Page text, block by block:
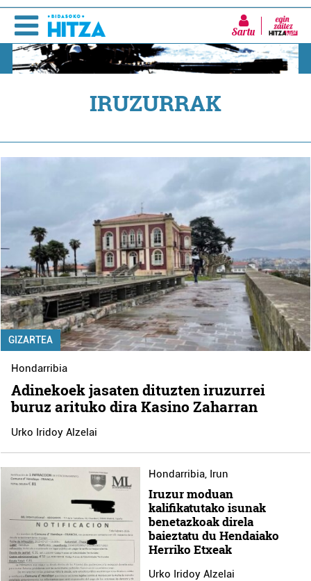
Sartu
IRUZURRAK
GIZARTEA
Hondarribia
Adinekoek jasaten dituzten iruzurrei
buruz arituko dira Kasino Zaharran
Urko Iridoy Alzelai
Hondarribia, Irun
Iruzur moduan
kalifikatutako isunak
benetazkoak direla
baieztatu du Hendaiako
Herriko Etxeak
Urko Iridoy Alzelai